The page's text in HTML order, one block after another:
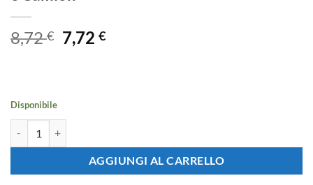
8,72€ Il
prezzo
7,72€Il
Disponibile
AGGIUNGI AL CARRELLO